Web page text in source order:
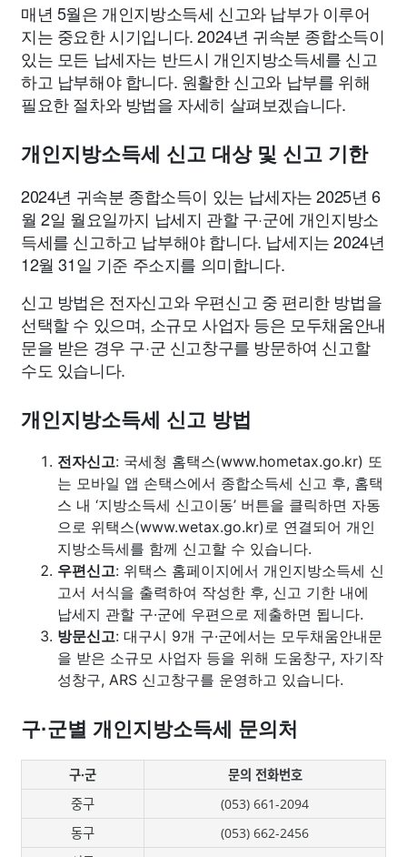
매년 5월은 개인지방소득세 신고와 납부가 이루어
지는 중요한 시기입니다. 2024년 귀속분 종합소득이
있는 모든 납세자는 반드시 개인지방소득세를 신고
하고 납부해야 합니다. 원활한 신고와 납부를 위해
필요한 절차와 방법을 자세히 살펴보겠습니다.
개인지방소득세 신고 대상 및 신고 기한
2024년 귀속분 종합소득이 있는 납세자는 2025년 6
월 2일 월요일까지 납세지 관할 구·군에 개인지방소
득세를 신고하고 납부해야 합니다. 납세지는 2024년
12월 31일 기준 주소지를 의미합니다.
신고 방법은 전자신고와 우편신고 중 편리한 방법을
선택할 수 있으며, 소규모 사업자 등은 모두채움안내
문을 받은 경우 구·군 신고창구를 방문하여 신고할
수도 있습니다.
개인지방소득세 신고 방법
전자신고: 국세청 홈택스(www.hometax.go.kr) 또
는 모바일 앱 손택스에서 종합소득세 신고 후, 홈택
스 내 ‘지방소득세 신고이동’ 버튼을 클릭하면 자동
으로 위택스(www.wetax.go.kr)로 연결되어 개인
지방소득세를 함께 신고할 수 있습니다.
우편신고: 위택스 홈페이지에서 개인지방소득세 신
고서 서식을 출력하여 작성한 후, 신고 기한 내에
납세지 관할 구·군에 우편으로 제출하면 됩니다.
방문신고: 대구시 9개 구·군에서는 모두채움안내문
을 받은 소규모 사업자 등을 위해 도움창구, 자기작
성창구, ARS 신고창구를 운영하고 있습니다.
구·군별 개인지방소득세 문의처
구·군
문의 전화번호
중구
(053) 661-2094
동구
(053) 662-2456